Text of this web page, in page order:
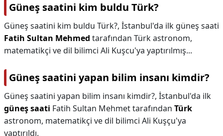
Güneş saatini kim buldu Türk?
Güneş saatini kim buldu Türk?, İstanbul'da ilk güneş saati
Fatih Sultan Mehmed tarafından Türk astronom,
matematikçi ve dil bilimci Ali Kuşcu'ya yaptırılmış...
Güneş saatini yapan bilim insanı kimdir?
Güneş saatini yapan bilim insanı kimdir?, İstanbul'da ilk
güneş saati Fatih Sultan Mehmet tarafından Türk
astronom, matematikçi ve dil bilimci Ali Kuşçu'ya
yaptırıldı.